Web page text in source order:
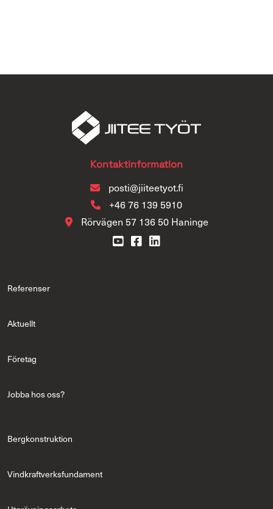
Kontaktinformation
posti@jiiteetyot.fi
+46 76 139 5910
Rörvägen 57 136 50 Haninge
Referenser
Aktuellt
Företag
Jobba hos oss?
Bergkonstruktion
Vindkraftverksfundament